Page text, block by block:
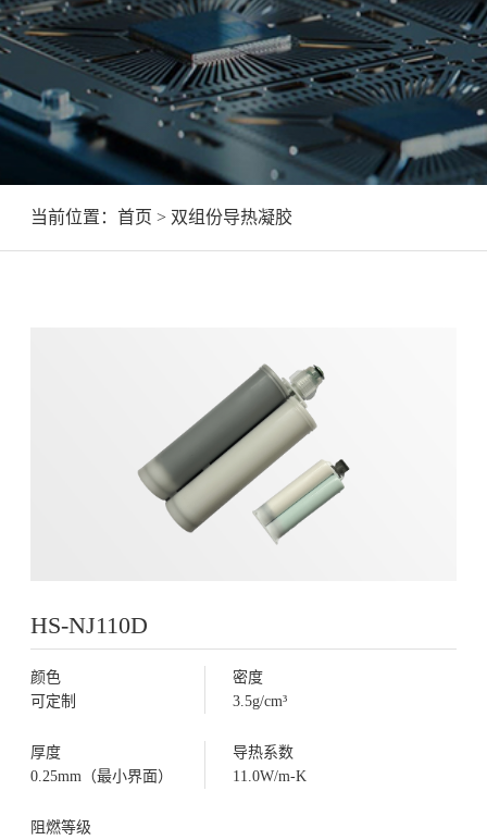
当前位置： 首页 > 双组份导热凝胶
HS-NJ110D
颜色
可定制
密度
3.5g/cm³
厚度
0.25mm（最小界面）
导热系数
11.0W/m-K
阻燃等级